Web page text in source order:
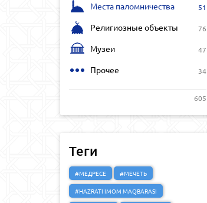
Места паломничества 51
Религиозные объекты 76
Музеи 47
Прочее 34
605
Теги
#МЕДРЕСЕ
#МЕЧЕТЬ
#HAZRATI IMOM MAQBARASI